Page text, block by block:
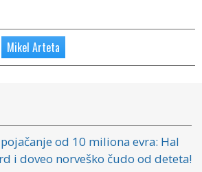
Mikel Arteta
od 10 miliona evra: Hal
i doveo norveško čudo od deteta!